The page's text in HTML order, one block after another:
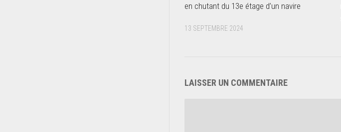
en chutant du 13e étage d’un navire
13 SEPTEMBRE 2024
LAISSER UN COMMENTAIRE